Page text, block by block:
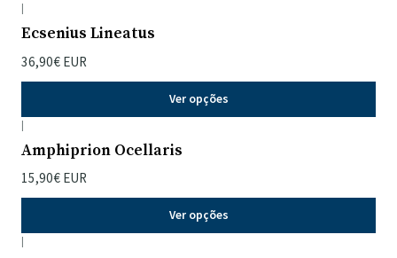
|
Ecsenius Lineatus
36,90€ EUR
Ver opções
|
Amphiprion Ocellaris
15,90€ EUR
Ver opções
|